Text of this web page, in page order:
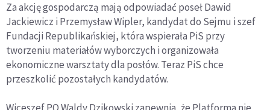
Za akcję gospodarczą mają odpowiadać poseł Dawid
Jackiewicz i Przemysław Wipler, kandydat do Sejmu i szef
Fundacji Republikańskiej, która wspierała PiS przy
tworzeniu materiałów wyborczych i organizowała
ekonomiczne warsztaty dla posłów. Teraz PiS chce
przeszkolić pozostałych kandydatów.